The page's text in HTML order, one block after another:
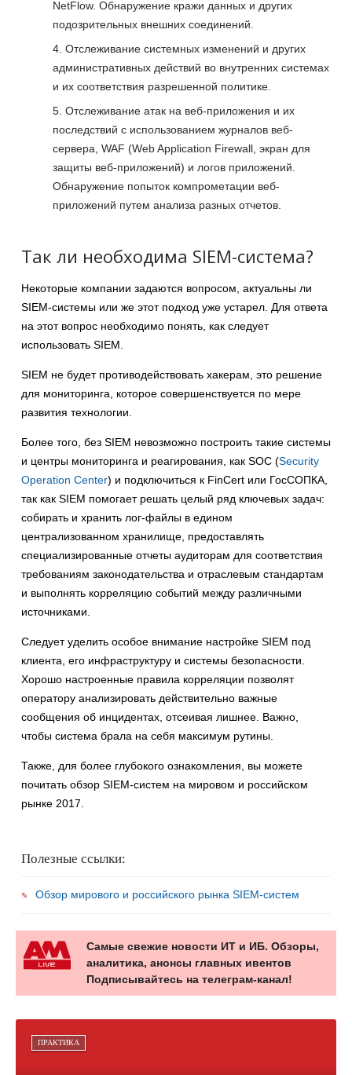
NetFlow. Обнаружение кражи данных и других
подозрительных внешних соединений.
Отслеживание системных изменений и других
административных действий во внутренних системах
и их соответствия разрешенной политике.
Отслеживание атак на веб-приложения и их
последствий с использованием журналов веб-
сервера, WAF (Web Application Firewall, экран для
защиты веб-приложений) и логов приложений.
Обнаружение попыток компрометации веб-
приложений путем анализа разных отчетов.
Так ли необходима SIEM-система?
Некоторые компании задаются вопросом, актуальны ли
SIEM-системы или же этот подход уже устарел. Для ответа
на этот вопрос необходимо понять, как следует
использовать SIEM.
SIEM не будет противодействовать хакерам, это решение
для мониторинга, которое совершенствуется по мере
развития технологии.
Более того, без SIEM невозможно построить такие системы
и центры мониторинга и реагирования, как SOC (Security
Operation Center) и подключиться к FinCert или ГосСОПКА,
так как SIEM помогает решать целый ряд ключевых задач:
собирать и хранить лог-файлы в едином
централизованном хранилище, предоставлять
специализированные отчеты аудиторам для соответствия
требованиям законодательства и отраслевым стандартам
и выполнять корреляцию событий между различными
источниками.
Следует уделить особое внимание настройке SIEM под
клиента, его инфраструктуру и системы безопасности.
Хорошо настроенные правила корреляции позволят
оператору анализировать действительно важные
сообщения об инцидентах, отсеивая лишнее. Важно,
чтобы система брала на себя максимум рутины.
Также, для более глубокого ознакомления, вы можете
почитать обзор SIEM-систем на мировом и российском
рынке 2017.
Полезные ссылки:
Обзор мирового и российского рынка SIEM-систем
Самые свежие новости ИТ и ИБ. Обзоры,
аналитика, анонсы главных ивентов
Подписывайтесь на телеграм-канал!
ПРАКТИКА